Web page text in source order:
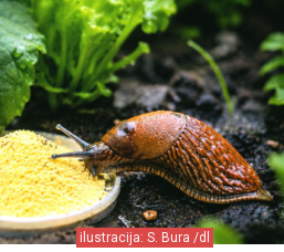
ilustracija: S. Bura /dl